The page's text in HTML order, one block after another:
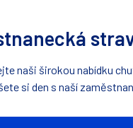
naši širokou nabídku
si den s naší